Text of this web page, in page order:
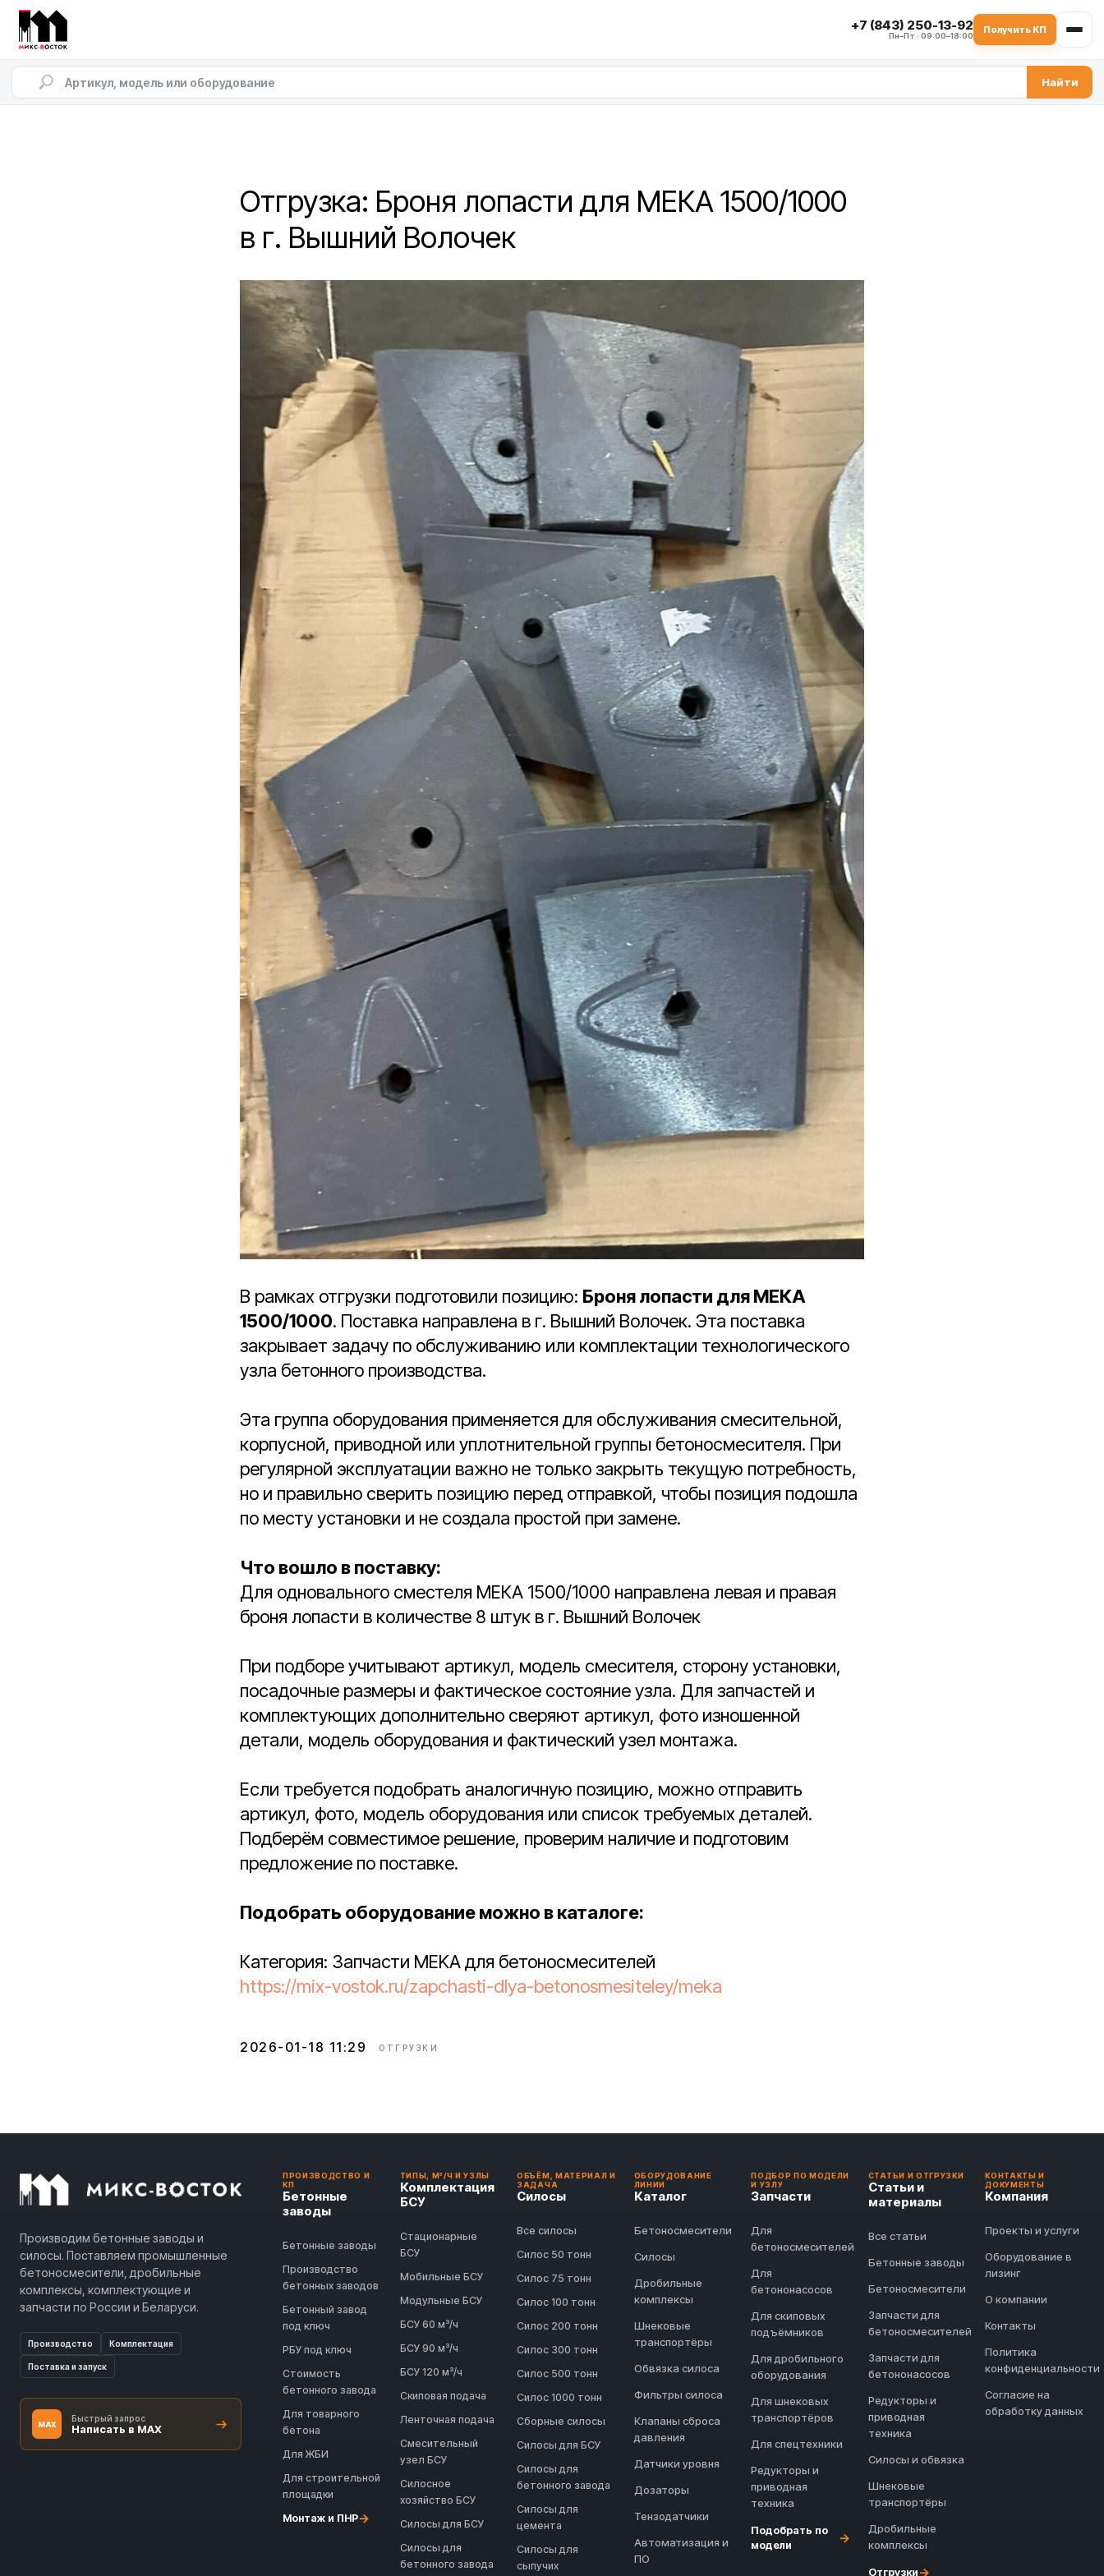
+7 (843) 250-13-92
Пн–Пт · 09:00–18:00
Получить КП
Найти
Отгрузка: Броня лопасти для МЕКА 1500/1000
в г. Вышний Волочек
В рамках отгрузки подготовили позицию: Броня лопасти для МЕКА
1500/1000. Поставка направлена в г. Вышний Волочек. Эта поставка
закрывает задачу по обслуживанию или комплектации технологического
узла бетонного производства.
Эта группа оборудования применяется для обслуживания смесительной,
корпусной, приводной или уплотнительной группы бетоносмесителя. При
регулярной эксплуатации важно не только закрыть текущую потребность,
но и правильно сверить позицию перед отправкой, чтобы позиция подошла
по месту установки и не создала простой при замене.
Что вошло в поставку:
Для одновального сместеля МЕКА 1500/1000 направлена левая и правая
броня лопасти в количестве 8 штук в г. Вышний Волочек
При подборе учитывают артикул, модель смесителя, сторону установки,
посадочные размеры и фактическое состояние узла. Для запчастей и
комплектующих дополнительно сверяют артикул, фото изношенной
детали, модель оборудования и фактический узел монтажа.
Если требуется подобрать аналогичную позицию, можно отправить
артикул, фото, модель оборудования или список требуемых деталей.
Подберём совместимое решение, проверим наличие и подготовим
предложение по поставке.
Подобрать оборудование можно в каталоге:
Категория: Запчасти MEKA для бетоносмесителей
https://mix-vostok.ru/zapchasti-dlya-betonosmesiteley/meka
2026-01-18 11:29 ОТГРУЗКИ
Производим бетонные заводы и
силосы. Поставляем промышленные
бетоносмесители, дробильные
комплексы, комплектующие и
запчасти по России и Беларуси.
Производство Комплектация
Поставка и запуск
MAX
Быстрый запрос
Написать в MAX
ПРОИЗВОДСТВО И
КП
Бетонные
заводы
Бетонные заводы
Производство
бетонных заводов
Бетонный завод
под ключ
РБУ под ключ
Стоимость
бетонного завода
Для товарного
бетона
Для ЖБИ
Для строительной
площадки
Монтаж и ПНР→
ТИПЫ, М³/Ч И УЗЛЫ
Комплектация
БСУ
Стационарные
БСУ
Мобильные БСУ
Модульные БСУ
БСУ 60 м³/ч
БСУ 90 м³/ч
БСУ 120 м³/ч
Скиповая подача
Ленточная подача
Смесительный
узел БСУ
Силосное
хозяйство БСУ
Силосы для БСУ
Силосы для
бетонного завода
ОБЪЁМ, МАТЕРИАЛ И
ЗАДАЧА
Силосы
Все силосы
Силос 50 тонн
Силос 75 тонн
Силос 100 тонн
Силос 200 тонн
Силос 300 тонн
Силос 500 тонн
Силос 1000 тонн
Сборные силосы
Силосы для БСУ
Силосы для
бетонного завода
Силосы для
цемента
Силосы для
сыпучих
ОБОРУДОВАНИЕ
ЛИНИИ
Каталог
Бетоносмесители
Силосы
Дробильные
комплексы
Шнековые
транспортёры
Обвязка силоса
Фильтры силоса
Клапаны сброса
давления
Датчики уровня
Дозаторы
Тензодатчики
Автоматизация и
ПО
ПОДБОР ПО МОДЕЛИ
И УЗЛУ
Запчасти
Для
бетоносмесителей
Для
бетононасосов
Для скиповых
подъёмников
Для дробильного
оборудования
Для шнековых
транспортёров
Для спецтехники
Редукторы и
приводная
техника
Подобрать по
модели
→
СТАТЬИ И ОТГРУЗКИ
Статьи и
материалы
Все статьи
Бетонные заводы
Бетоносмесители
Запчасти для
бетоносмесителей
Запчасти для
бетононасосов
Редукторы и
приводная
техника
Силосы и обвязка
Шнековые
транспортёры
Дробильные
комплексы
Отгрузки→
КОНТАКТЫ И
ДОКУМЕНТЫ
Компания
Проекты и услуги
Оборудование в
лизинг
О компании
Контакты
Политика
конфиденциальности
Согласие на
обработку данных